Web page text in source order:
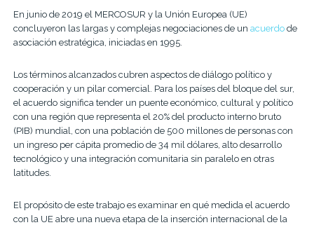
En junio de 2019 el MERCOSUR y la Unión Europea (UE)
concluyeron las largas y complejas negociaciones de un acuerdode
asociación estratégica, iniciadas en 1995.
Los términos alcanzados cubren aspectos de diálogo político y
cooperación y un pilar comercial. Para los países del bloque del sur,
el acuerdo significa tender un puente económico, cultural y político
con una región que representa el 20% del producto interno bruto
(PIB) mundial, con una población de 500 millones de personas con
un ingreso per cápita promedio de 34 mil dólares, alto desarrollo
tecnológico y una integración comunitaria sin paralelo en otras
latitudes.
El propósito de este trabajo es examinar en qué medida el acuerdo
con la UE abre una nueva etapa de la inserción internacional de la